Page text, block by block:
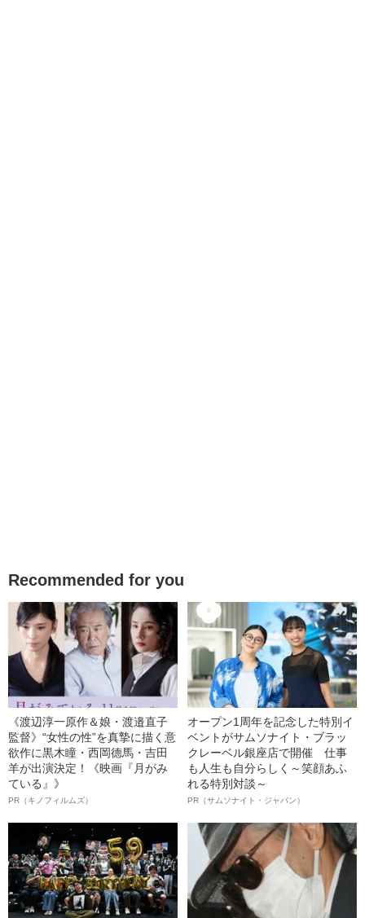
Recommended for you
《渡辺淳一原作＆娘・渡邉直子
監督》“女性の性”を真摯に描く意
欲作に黒木瞳・西岡德馬・吉田
羊が出演決定！《映画『月がみ
ている』》
PR（キノフィルムズ）
オープン1周年を記念した特別イ
ベントがサムソナイト・ブラッ
クレーベル銀座店で開催 仕事
も人生も自分らしく～笑顔あふ
れる特別対談～
PR（サムソナイト・ジャパン）